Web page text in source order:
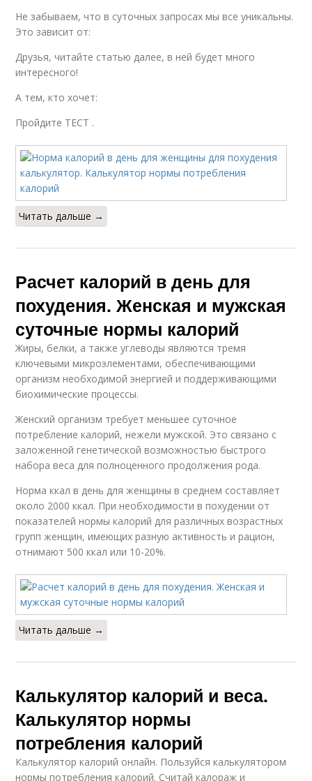
Не забываем, что в суточных запросах мы все уникальны.
Это зависит от:
Друзья, читайте статью далее, в ней будет много
интересного!
А тем, кто хочет:
Пройдите ТЕСТ .
Читать дальше →
Расчет калорий в день для
похудения. Женская и мужская
суточные нормы калорий
Жиры, белки, а также углеводы являются тремя
ключевыми микроэлементами, обеспечивающими
организм необходимой энергией и поддерживающими
биохимические процессы.
Женский организм требует меньшее суточное
потребление калорий, нежели мужской. Это связано с
заложенной генетической возможностью быстрого
набора веса для полноценного продолжения рода.
Норма ккал в день для женщины в среднем составляет
около 2000 ккал. При необходимости в похудении от
показателей нормы калорий для различных возрастных
групп женщин, имеющих разную активность и рацион,
отнимают 500 ккал или 10-20%.
Читать дальше →
Калькулятор калорий и веса.
Калькулятор нормы
потребления калорий
Калькулятор калорий онлайн. Пользуйся калькулятором
нормы потребления калорий. Считай калораж и